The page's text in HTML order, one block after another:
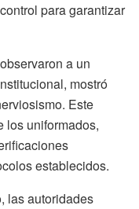
para garantizar
a un
mostró
Este
los uniformados,
establecidos.
las autoridades